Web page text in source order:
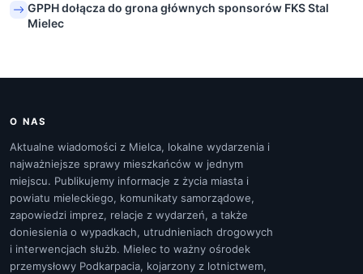
GPPH dołącza do grona głównych sponsorów FKS Stal
Mielec
O NAS
Aktualne wiadomości z Mielca, lokalne wydarzenia i
najważniejsze sprawy mieszkańców w jednym
miejscu. Publikujemy informacje z życia miasta i
powiatu mieleckiego, komunikaty samorządowe,
zapowiedzi imprez, relacje z wydarzeń, a także
doniesienia o wypadkach, utrudnieniach drogowych
i interwencjach służb. Mielec to ważny ośrodek
przemysłowy Podkarpacia, kojarzony z lotnictwem,